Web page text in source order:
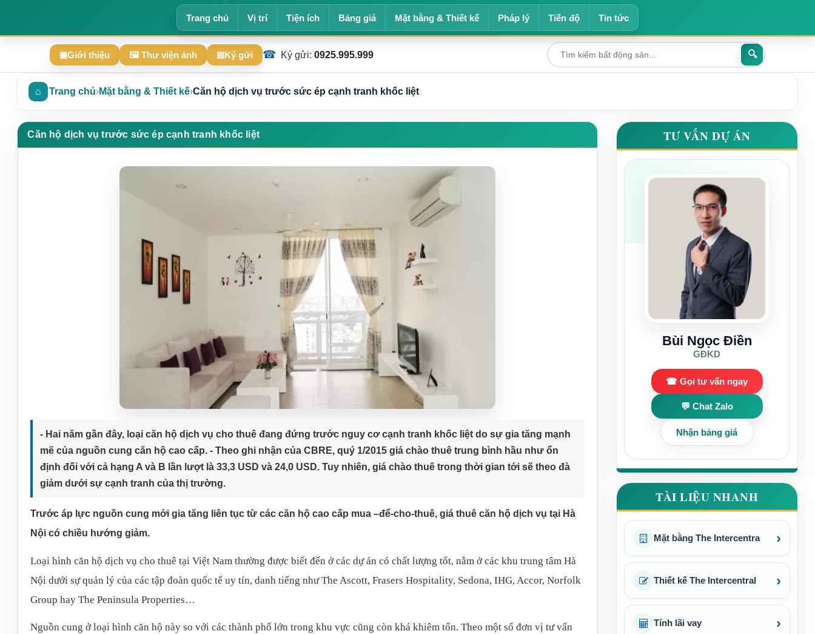
Trang chủ Vị trí Tiện ích Bảng giá Mặt bằng & Thiết kế Pháp lý Tiến độ Tin tức
▣Giới thiệu 🖼 Thư viện ảnh ▤Ký gửi ☎ Ký gửi: 0925.995.999 🔍
⌂ Trang chủ›Mặt bằng & Thiết kế›Căn hộ dịch vụ trước sức ép cạnh tranh khốc liệt
Căn hộ dịch vụ trước sức ép cạnh tranh khốc liệt
- Hai năm gần đây, loại căn hộ dịch vụ cho thuê đang đứng trước nguy cơ cạnh tranh khốc liệt do sự gia tăng mạnh
mẽ của nguồn cung căn hộ cao cấp. - Theo ghi nhận của CBRE, quý 1/2015 giá chào thuê trung bình hầu như ổn
định đối với cả hạng A và B lần lượt là 33,3 USD và 24,0 USD. Tuy nhiên, giá chào thuê trong thời gian tới sẽ theo đà
giảm dưới sự cạnh tranh của thị trường.
Trước áp lực nguồn cung mới gia tăng liên tục từ các căn hộ cao cấp mua –để-cho-thuê, giá thuê căn hộ dịch vụ tại Hà
Nội có chiều hướng giảm.
Loại hình căn hộ dịch vụ cho thuê tại Việt Nam thường được biết đến ở các dự án có chất lượng tốt, nằm ở các khu trung tâm Hà
Nội dưới sự quản lý của các tập đoàn quốc tế uy tín, danh tiếng như The Ascott, Frasers Hospitality, Sedona, IHG, Accor, Norfolk
Group hay The Peninsula Properties…
Nguồn cung ở loại hình căn hộ này so với các thành phố lớn trong khu vực cũng còn khá khiêm tốn. Theo một số đơn vị tư vấn
TƯ VẤN DỰ ÁN
Bùi Ngọc Điền
GĐKD
☎ Gọi tư vấn ngay
💬 Chat Zalo
Nhận bảng giá
TÀI LIỆU NHANH
Mặt bằng The Intercentra ›
Thiết kế The Intercentral ›
Tính lãi vay ›